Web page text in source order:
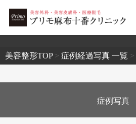
美容整形TOP> 症例経過写真 一覧 >
症例写真